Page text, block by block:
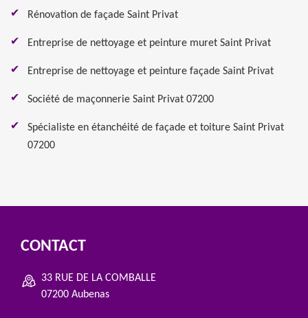
Rénovation de façade Saint Privat
Entreprise de nettoyage et peinture muret Saint Privat
Entreprise de nettoyage et peinture façade Saint Privat
Société de maçonnerie Saint Privat 07200
Spécialiste en étanchéité de façade et toiture Saint Privat
07200
CONTACT
33 RUE DE LA COMBALLE
07200 Aubenas